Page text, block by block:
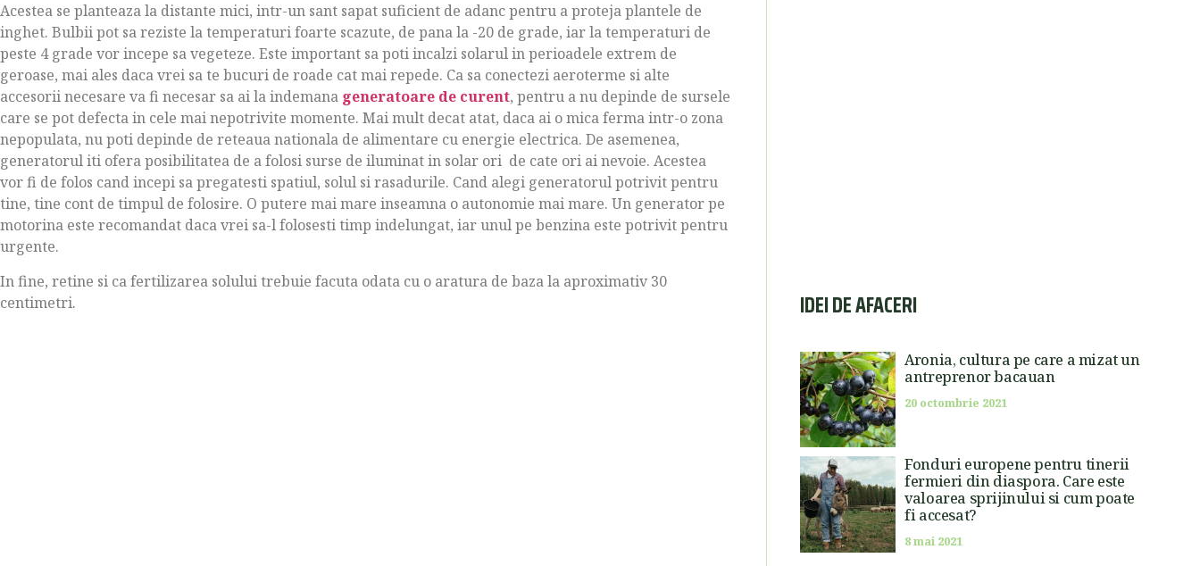
Acestea se planteaza la distante mici, intr-un sant sapat suficient de adanc pentru a proteja plantele de
inghet. Bulbii pot sa reziste la temperaturi foarte scazute, de pana la -20 de grade, iar la temperaturi de
peste 4 grade vor incepe sa vegeteze. Este important sa poti incalzi solarul in perioadele extrem de
geroase, mai ales daca vrei sa te bucuri de roade cat mai repede. Ca sa conectezi aeroterme si alte
accesorii necesare va fi necesar sa ai la indemana generatoare de curent, pentru a nu depinde de sursele
care se pot defecta in cele mai nepotrivite momente. Mai mult decat atat, daca ai o mica ferma intr-o zona
nepopulata, nu poti depinde de reteaua nationala de alimentare cu energie electrica. De asemenea,
generatorul iti ofera posibilitatea de a folosi surse de iluminat in solar ori de cate ori ai nevoie. Acestea
vor fi de folos cand incepi sa pregatesti spatiul, solul si rasadurile. Cand alegi generatorul potrivit pentru
tine, tine cont de timpul de folosire. O putere mai mare inseamna o autonomie mai mare. Un generator pe
motorina este recomandat daca vrei sa-l folosesti timp indelungat, iar unul pe benzina este potrivit pentru
urgente.
In fine, retine si ca fertilizarea solului trebuie facuta odata cu o aratura de baza la aproximativ 30
centimetri.
IDEI DE AFACERI
Aronia, cultura pe care a mizat un
antreprenor bacauan
20 octombrie 2021
Fonduri europene pentru tinerii
fermieri din diaspora. Care este
valoarea sprijinului si cum poate
fi accesat?
8 mai 2021